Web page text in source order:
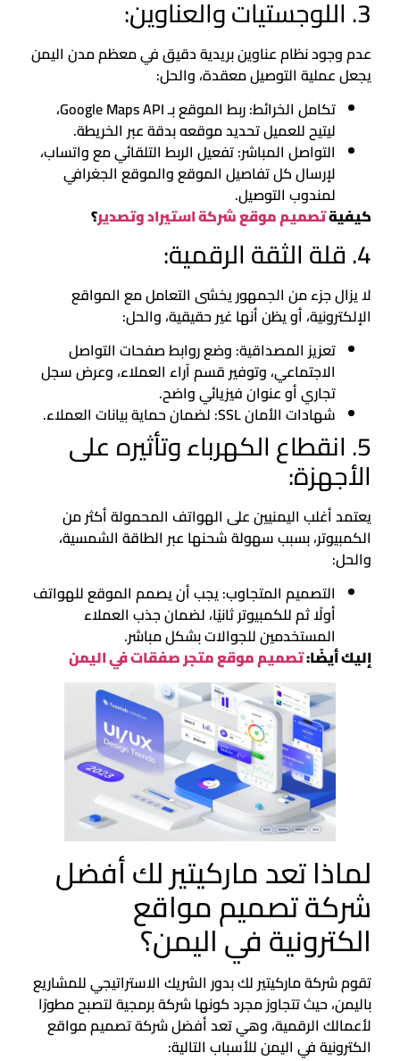
3. اللوجستيات والعناوين:
عدم وجود نظام عناوين بريدية دقيق في معظم مدن اليمن
يجعل عملية التوصيل معقدة، والحل:
تكامل الخرائط: ربط الموقع بـ Google Maps API،
ليتيح للعميل تحديد موقعه بدقة عبر الخريطة.
التواصل المباشر: تفعيل الربط التلقائي مع واتساب،
لإرسال كل تفاصيل الموقع والموقع الجغرافي
لمندوب التوصيل.
كيفيةتصميم موقع شركة استيراد وتصدير؟
4. قلة الثقة الرقمية:
لا يزال جزء من الجمهور يخشى التعامل مع المواقع
الإلكترونية، أو يظن أنها غير حقيقية، والحل:
تعزيز المصداقية: وضع روابط صفحات التواصل
الاجتماعي، وتوفير قسم آراء العملاء، وعرض سجل
تجاري أو عنوان فيزيائي واضح.
شهادات الأمان SSL: لضمان حماية بيانات العملاء.
5. انقطاع الكهرباء وتأثيره على
الأجهزة:
يعتمد أغلب اليمنيين على الهواتف المحمولة أكثر من
الكمبيوتر، بسبب سهولة شحنها عبر الطاقة الشمسية،
والحل:
التصميم المتجاوب: يجب أن يصمم الموقع للهواتف
أولًا ثم للكمبيوتر ثانيًا، لضمان جذب العملاء
المستخدمين للجوالات بشكل مباشر.
إليك أيضًا:تصميم موقع متجر صفقات في اليمن
لماذا تعد ماركيتير لك أفضل
شركة تصميم مواقع
الكترونية في اليمن؟
تقوم شركة ماركيتير لك بدور الشريك الاستراتيجي للمشاريع
باليمن، حيث تتجاوز مجرد كونها شركة برمجية لتصبح مطورًا
لأعمالك الرقمية، وهي تعد أفضل شركة تصميم مواقع
الكترونية في اليمن للأسباب التالية: